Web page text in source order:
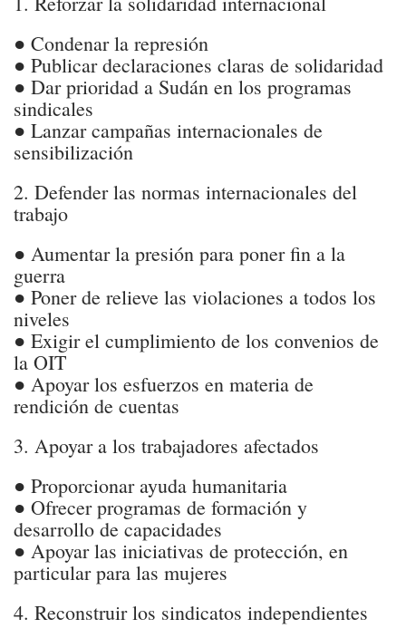
● Condenar la represión
● Publicar declaraciones claras de solidaridad
● Dar prioridad a Sudán en los programas
sindicales
● Lanzar campañas internacionales de
sensibilización
2. Defender las normas internacionales del
trabajo
● Aumentar la presión para poner fin a la
guerra
● Poner de relieve las violaciones a todos los
niveles
● Exigir el cumplimiento de los convenios de
la OIT
● Apoyar los esfuerzos en materia de
rendición de cuentas
3. Apoyar a los trabajadores afectados
● Proporcionar ayuda humanitaria
● Ofrecer programas de formación y
desarrollo de capacidades
● Apoyar las iniciativas de protección, en
particular para las mujeres
4. Reconstruir los sindicatos independientes